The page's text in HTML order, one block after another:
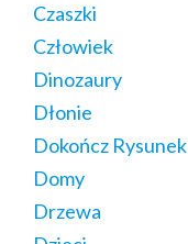
Czaszki
Człowiek
Dinozaury
Dłonie
Dokończ Rysunek
Domy
Drzewa